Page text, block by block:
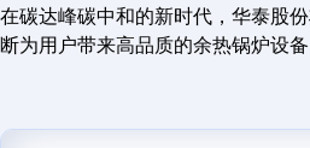
在碳达峰碳中和的新时代，华泰股
断为用户带来高品质的余热锅炉设